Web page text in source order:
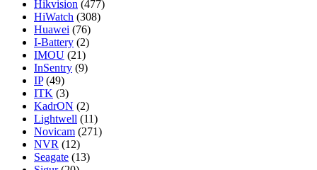
Hikvision (477)
HiWatch (308)
Huawei (76)
I-Battery (2)
IMOU (21)
InSentry (9)
IP (49)
ITK (3)
KadrON (2)
Lightwell (11)
Novicam (271)
NVR (12)
Seagate (13)